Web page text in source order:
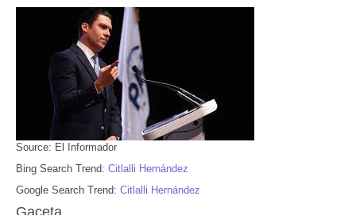
Source: El Informador
Bing Search Trend: Citlalli Hernández
Google Search Trend: Citlalli Hernández
Gaceta